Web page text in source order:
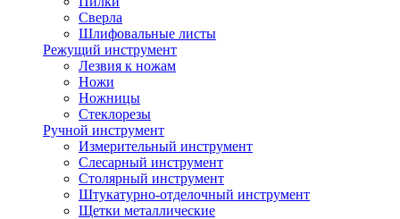
Сверла
Шлифовальные листы
Режущий инструмент
Лезвия к ножам
Ножи
Ножницы
Стеклорезы
Ручной инструмент
Измерительный инструмент
Слесарный инструмент
Столярный инструмент
Штукатурно-отделочный инструмент
Щетки металлические